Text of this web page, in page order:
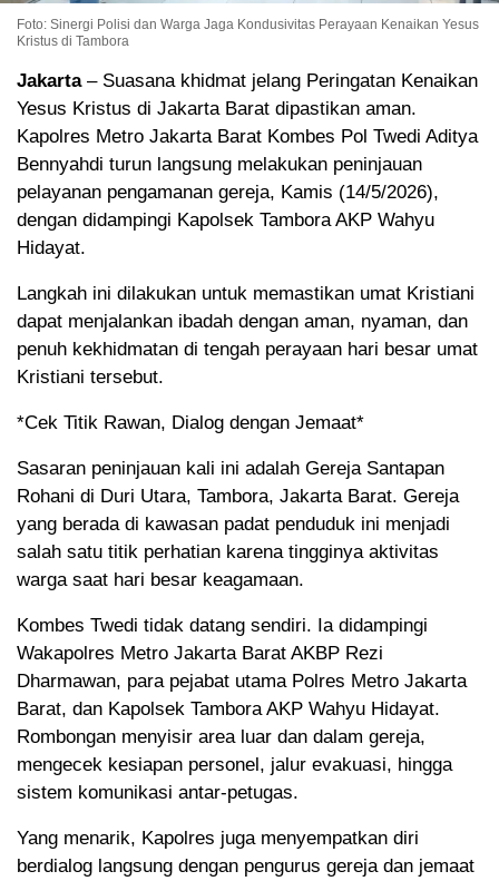
Foto: Sinergi Polisi dan Warga Jaga Kondusivitas Perayaan Kenaikan Yesus
Kristus di Tambora
Jakarta– Suasana khidmat jelang Peringatan Kenaikan
Yesus Kristus di Jakarta Barat dipastikan aman.
Kapolres Metro Jakarta Barat Kombes Pol Twedi Aditya
Bennyahdi turun langsung melakukan peninjauan
pelayanan pengamanan gereja, Kamis (14/5/2026),
dengan didampingi Kapolsek Tambora AKP Wahyu
Hidayat.
Langkah ini dilakukan untuk memastikan umat Kristiani
dapat menjalankan ibadah dengan aman, nyaman, dan
penuh kekhidmatan di tengah perayaan hari besar umat
Kristiani tersebut.
*Cek Titik Rawan, Dialog dengan Jemaat*
Sasaran peninjauan kali ini adalah Gereja Santapan
Rohani di Duri Utara, Tambora, Jakarta Barat. Gereja
yang berada di kawasan padat penduduk ini menjadi
salah satu titik perhatian karena tingginya aktivitas
warga saat hari besar keagamaan.
Kombes Twedi tidak datang sendiri. Ia didampingi
Wakapolres Metro Jakarta Barat AKBP Rezi
Dharmawan, para pejabat utama Polres Metro Jakarta
Barat, dan Kapolsek Tambora AKP Wahyu Hidayat.
Rombongan menyisir area luar dan dalam gereja,
mengecek kesiapan personel, jalur evakuasi, hingga
sistem komunikasi antar-petugas.
Yang menarik, Kapolres juga menyempatkan diri
berdialog langsung dengan pengurus gereja dan jemaat